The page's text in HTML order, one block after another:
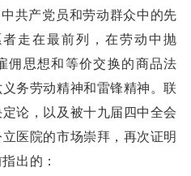
共产党员和劳动群众中的先
走在最前列，在劳动中抛
佣思想和等价交换的商品法
务劳动精神和雷锋精神。联
论，以及被十九届四中全会
医院的市场崇拜，再次证明
出的：